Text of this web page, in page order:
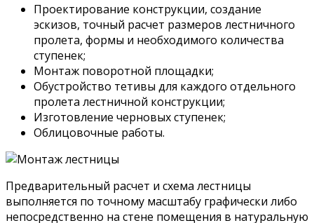
Проектирование конструкции, создание
эскизов, точный расчет размеров лестничного
пролета, формы и необходимого количества
ступенек;
Монтаж поворотной площадки;
Обустройство тетивы для каждого отдельного
пролета лестничной конструкции;
Изготовление черновых ступенек;
Облицовочные работы.
Предварительный расчет и схема лестницы
выполняется по точному масштабу графически либо
непосредственно на стене помещения в натуральную